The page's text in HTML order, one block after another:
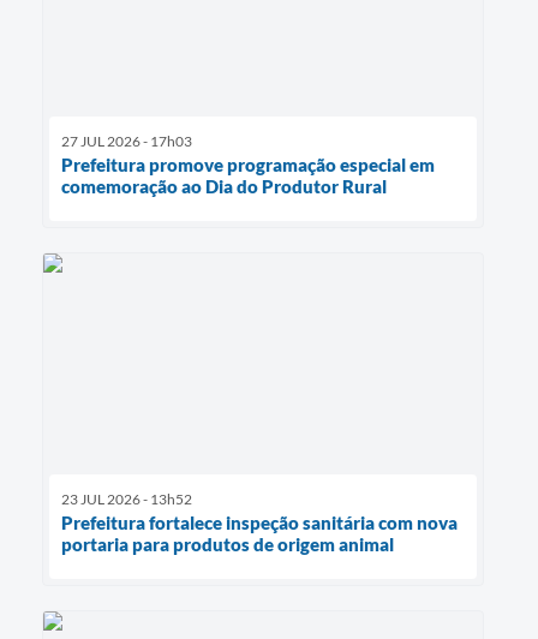
27 JUL 2026 - 17h03
Prefeitura promove programação especial em
comemoração ao Dia do Produtor Rural
23 JUL 2026 - 13h52
Prefeitura fortalece inspeção sanitária com nova
portaria para produtos de origem animal